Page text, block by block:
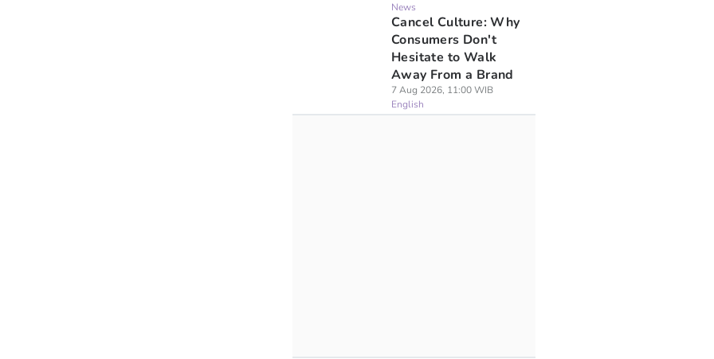
News
Cancel Culture: Why
Consumers Don't
Hesitate to Walk
Away From a Brand
7 Aug 2026, 11:00 WIB
English